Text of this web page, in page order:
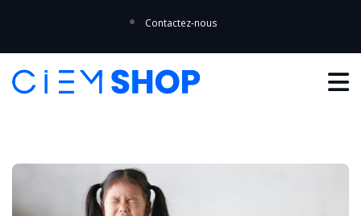
Contactez-nous